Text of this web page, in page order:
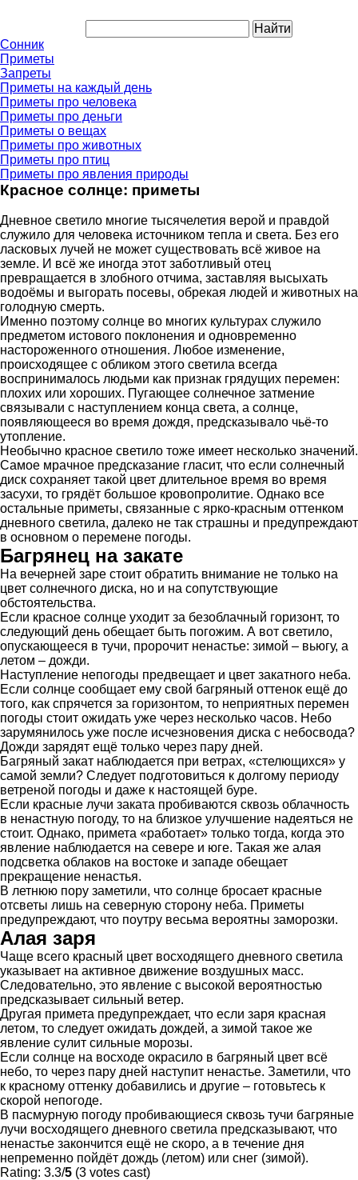
Сонник
Приметы
Запреты
Приметы на каждый день
Приметы про человека
Приметы про деньги
Приметы о вещах
Приметы про животных
Приметы про птиц
Приметы про явления природы
Красное солнце: приметы
Дневное светило многие тысячелетия верой и правдой
служило для человека источником тепла и света. Без его
ласковых лучей не может существовать всё живое на
земле. И всё же иногда этот заботливый отец
превращается в злобного отчима, заставляя высыхать
водоёмы и выгорать посевы, обрекая людей и животных на
голодную смерть.
Именно поэтому солнце во многих культурах служило
предметом истового поклонения и одновременно
настороженного отношения. Любое изменение,
происходящее с обликом этого светила всегда
воспринималось людьми как признак грядущих перемен:
плохих или хороших. Пугающее солнечное затмение
связывали с наступлением конца света, а солнце,
появляющееся во время дождя, предсказывало чьё-то
утопление.
Необычно красное светило тоже имеет несколько значений.
Самое мрачное предсказание гласит, что если солнечный
диск сохраняет такой цвет длительное время во время
засухи, то грядёт большое кровопролитие. Однако все
остальные приметы, связанные с ярко-красным оттенком
дневного светила, далеко не так страшны и предупреждают
в основном о перемене погоды.
Багрянец на закате
На вечерней заре стоит обратить внимание не только на
цвет солнечного диска, но и на сопутствующие
обстоятельства.
Если красное солнце уходит за безоблачный горизонт, то
следующий день обещает быть погожим. А вот светило,
опускающееся в тучи, пророчит ненастье: зимой – вьюгу, а
летом – дожди.
Наступление непогоды предвещает и цвет закатного неба.
Если солнце сообщает ему свой багряный оттенок ещё до
того, как спрячется за горизонтом, то неприятных перемен
погоды стоит ожидать уже через несколько часов. Небо
зарумянилось уже после исчезновения диска с небосвода?
Дожди зарядят ещё только через пару дней.
Багряный закат наблюдается при ветрах, «стелющихся» у
самой земли? Следует подготовиться к долгому периоду
ветреной погоды и даже к настоящей буре.
Если красные лучи заката пробиваются сквозь облачность
в ненастную погоду, то на близкое улучшение надеяться не
стоит. Однако, примета «работает» только тогда, когда это
явление наблюдается на севере и юге. Такая же алая
подсветка облаков на востоке и западе обещает
прекращение ненастья.
В летнюю пору заметили, что солнце бросает красные
отсветы лишь на северную сторону неба. Приметы
предупреждают, что поутру весьма вероятны заморозки.
Алая заря
Чаще всего красный цвет восходящего дневного светила
указывает на активное движение воздушных масс.
Следовательно, это явление с высокой вероятностью
предсказывает сильный ветер.
Другая примета предупреждает, что если заря красная
летом, то следует ожидать дождей, а зимой такое же
явление сулит сильные морозы.
Если солнце на восходе окрасило в багряный цвет всё
небо, то через пару дней наступит ненастье. Заметили, что
к красному оттенку добавились и другие – готовьтесь к
скорой непогоде.
В пасмурную погоду пробивающиеся сквозь тучи багряные
лучи восходящего дневного светила предсказывают, что
ненастье закончится ещё не скоро, а в течение дня
непременно пойдёт дождь (летом) или снег (зимой).
Rating: 3.3/5 (3 votes cast)